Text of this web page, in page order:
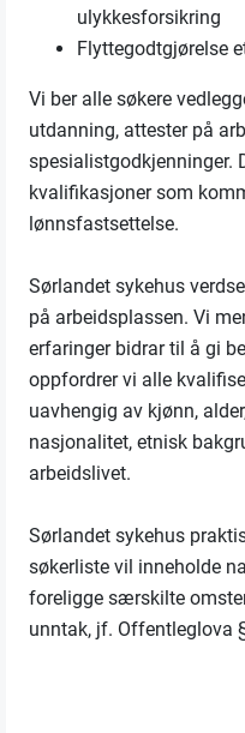
ulykkesforsikring
Flyttegodtgjørelse
Vi ber alle søkere
utdanning, attester på
spesialistgodkjenninger.
kvalifikasjoner som
lønnsfastsettelse.
Sørlandet sykehus
på arbeidsplassen. Vi
erfaringer bidrar til å gi
oppfordrer vi alle
uavhengig av kjønn,
nasjonalitet, etnisk
arbeidslivet.
Sørlandet sykehus
søkerliste vil inneholde
foreligge særskilte
unntak, jf. Offentleglova